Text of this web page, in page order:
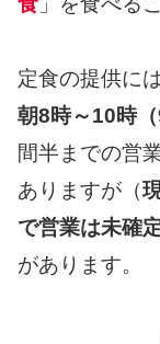
定食の提供に
朝8時～10時
間半までの営
ありますが（
で営業は未確
があります。